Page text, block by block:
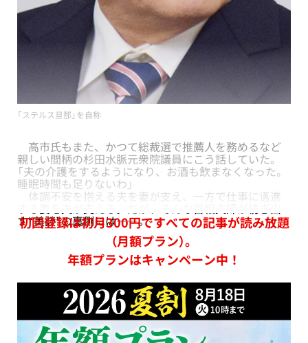
「ステルス旦那」を自称
高市氏もまた、かつて総裁選で推薦人を務めるなど
親しい間柄の杉田水脈元衆院議員にこう話していた。
「夫の介護をするようになり、お酒も飲まなくなった。
睡眠時間も足りないわ」
体調不安を抱える夫を妻が支え、一方で仕事に邁進
す“美談”の裏側には――。
初回登録は初月300円ですべての記事が読み放題
（月額プラン）。
年額プランはキャンペーン中！